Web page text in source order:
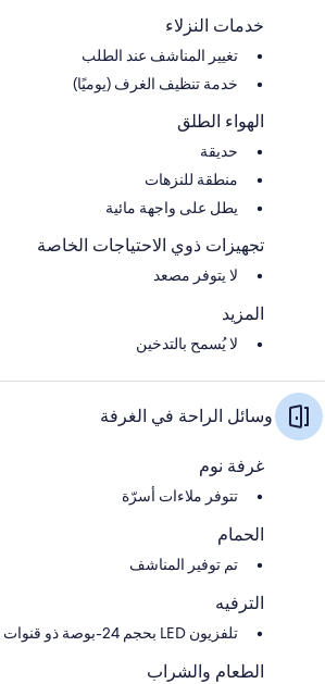
خدمات النزلاء
تغيير المناشف عند الطلب
خدمة تنظيف الغرف (يوميًا)
الهواء الطلق
حديقة
منطقة للنزهات
يطل على واجهة مائية
تجهيزات ذوي الاحتياجات الخاصة
لا يتوفر مصعد
المزيد
لا يُسمح بالتدخين
وسائل الراحة في الغرفة
غرفة نوم
تتوفر ملاءات أسرّة
الحمام
تم توفير المناشف
الترفيه
تلفزيون LED بحجم 24-بوصة ذو قنوات بث فضائية
الطعام والشراب